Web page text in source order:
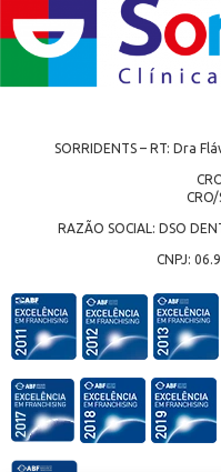
SORRIDENTS – RT: Dra
CRO/
RAZÃO SOCIAL: DSO
CNPJ: